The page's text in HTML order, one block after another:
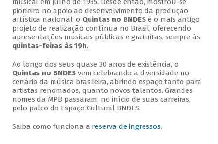
musical em julho de 1985. Desde então, mostrou-se
pioneiro no apoio ao desenvolvimento da produção
artística nacional: o Quintas no BNDESé o mais antigo
projeto de realização contínua no Brasil, oferecendo
apresentações musicais públicas e gratuitas, sempre às
quintas-feiras às 19h.
Ao longo dos seus quase 30 anos de existência, o
Quintas no BNDESvem celebrando a diversidade no
cenário da música brasileira, abrindo espaço tanto para
artistas renomados, quanto novos talentos. Grandes
nomes da MPB passaram, no início de suas carreiras,
pelo palco do Espaço Cultural BNDES.
Saiba como funciona a reserva de ingressos.